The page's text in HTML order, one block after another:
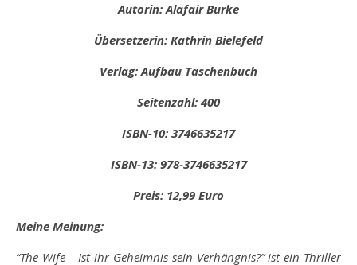
Autorin: Alafair Burke
Übersetzerin: Kathrin Bielefeld
Verlag: Aufbau Taschenbuch
Seitenzahl: 400
ISBN-10: 3746635217
ISBN-13: 978-3746635217
Preis: 12,99 Euro
Meine Meinung:
“The Wife – Ist ihr Geheimnis sein Verhängnis?” ist ein Thriller